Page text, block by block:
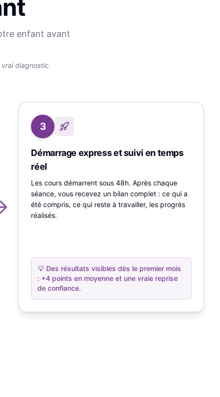
enfant avant
diagnostic.
3
Démarrage express et suivi en temps
réel
Les cours démarrent sous 48h. Après chaque
séance, vous recevez un bilan complet : ce qui a
été compris, ce qui reste à travailler, les progrès
réalisés.
💡 Des résultats visibles dès le premier mois
: +4 points en moyenne et une vraie reprise
de confiance.